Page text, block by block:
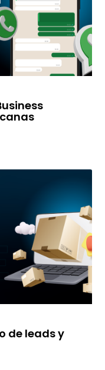
de leads y